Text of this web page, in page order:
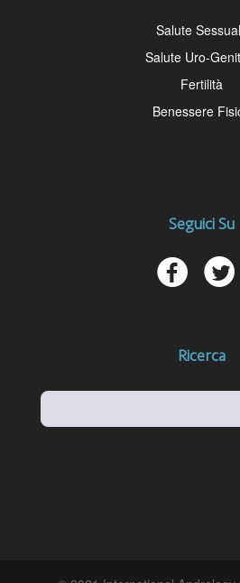
Salute
Salute Uro-
Fertilità
Benessere
Seguici Su
u t
Ricerca